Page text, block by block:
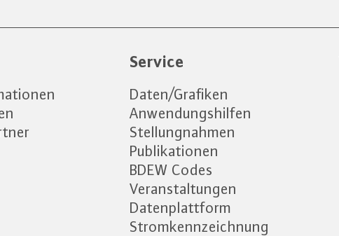
Service
Daten/Grafiken
Anwendungshilfen
Stellungnahmen
Publikationen
BDEW Codes
Veranstaltungen
Datenplattform
Stromkennzeichnung